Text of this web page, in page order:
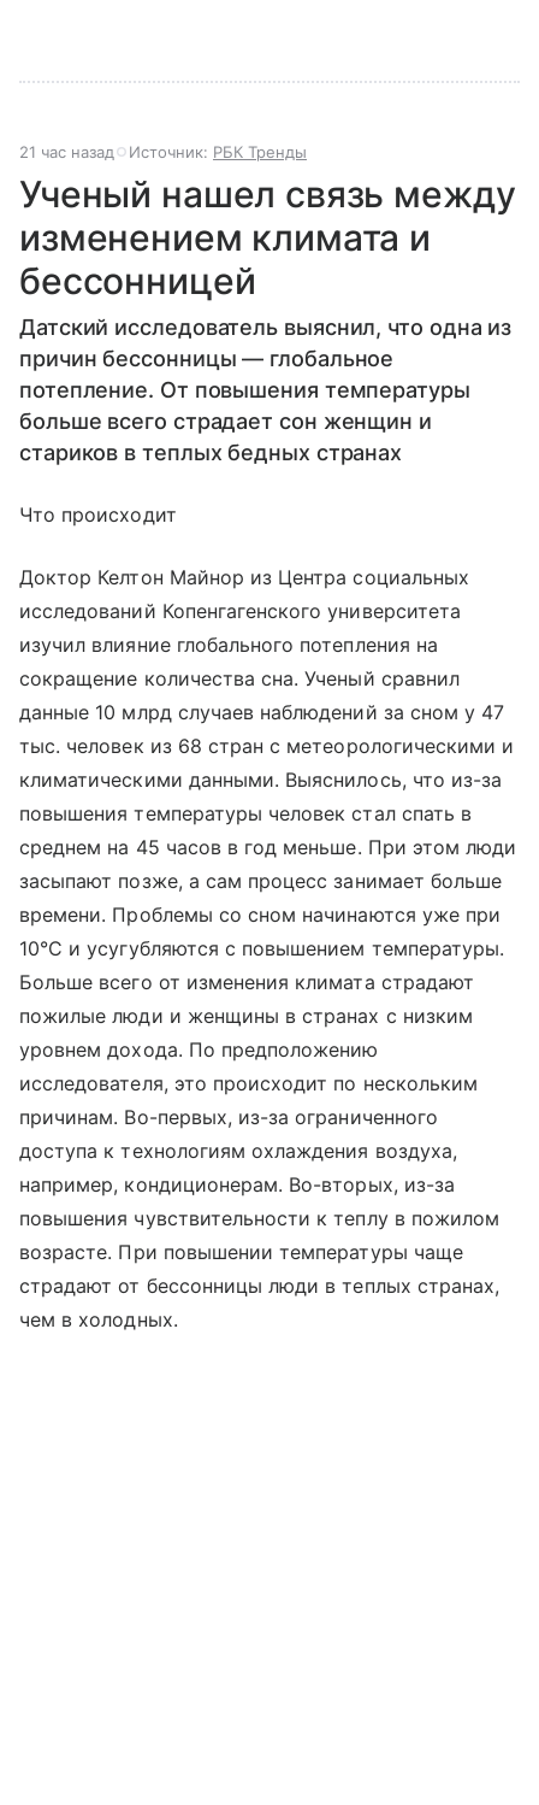
21 час назад Источник: РБК Тренды
Ученый нашел связь между
изменением климата и
бессонницей
Датский исследователь выяснил, что одна из
причин бессонницы — глобальное
потепление. От повышения температуры
больше всего страдает сон женщин и
стариков в теплых бедных странах
Что происходит
Доктор Келтон Майнор из Центра социальных
исследований Копенгагенского университета
изучил влияние глобального потепления на
сокращение количества сна. Ученый сравнил
данные 10 млрд случаев наблюдений за сном у 47
тыс. человек из 68 стран с метеорологическими и
климатическими данными. Выяснилось, что из-за
повышения температуры человек стал спать в
среднем на 45 часов в год меньше. При этом люди
засыпают позже, а сам процесс занимает больше
времени. Проблемы со сном начинаются уже при
10°С и усугубляются с повышением температуры.
Больше всего от изменения климата страдают
пожилые люди и женщины в странах с низким
уровнем дохода. По предположению
исследователя, это происходит по нескольким
причинам. Во-первых, из-за ограниченного
доступа к технологиям охлаждения воздуха,
например, кондиционерам. Во-вторых, из-за
повышения чувствительности к теплу в пожилом
возрасте. При повышении температуры чаще
страдают от бессонницы люди в теплых странах,
чем в холодных.